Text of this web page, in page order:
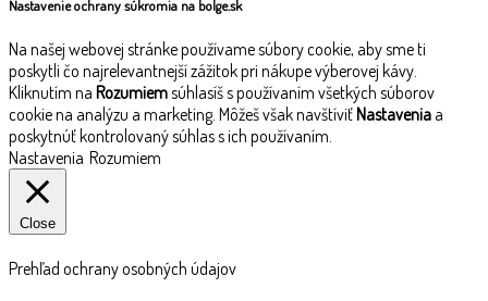
Nastavenie ochrany súkromia na bolge.sk
Na našej webovej stránke používame súbory cookie, aby sme ti
poskytli čo najrelevantnejší zážitok pri nákupe výberovej kávy.
Kliknutím na Rozumiemsúhlasíš s používaním všetkých súborov
cookie na analýzu a marketing. Môžeš však navštíviťNastavenia a
poskytnúť kontrolovaný súhlas s ich používaním.
Nastavenia Rozumiem
Close
Prehľad ochrany osobných údajov